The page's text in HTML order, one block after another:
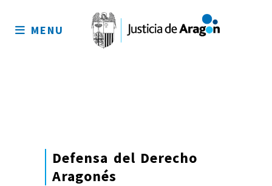
sitio
MENU
Defensa del Derecho
Aragonés